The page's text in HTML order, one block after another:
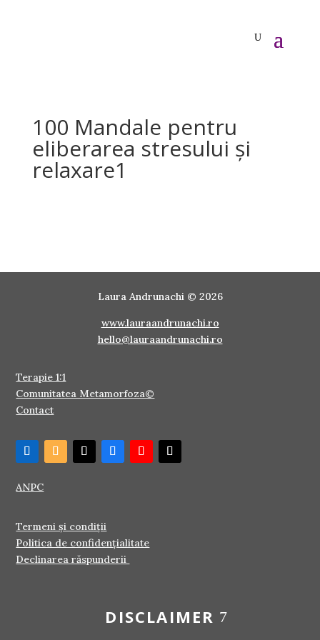
100 Mandale pentru
eliberarea stresului și
relaxare1
Laura Andrunachi © 2026
www.lauraandrunachi.ro
hello@lauraandrunachi.ro
Terapie 1:1
Comunitatea Metamorfoza©
Contact
ANPC
Termeni și condiții
Politica de confidențialitate
Declinarea răspunderii
DISCLAIMER